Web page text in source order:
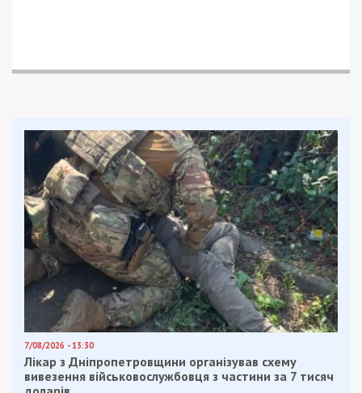
49000.com.uaнеоднократнорассказывало
транспортной инфраструктуры Днепровского
городского совета. Чиновникзаявил, что,
согласно постановлению исполкома, никаких
ограничений в возрасте нет. Льготный проезд
распространяется на всех обладателей
ученического билета по дороге в школу и домой.
Все остальные “ограничения” чиновник назвал
личными домыслами самих водителей.
Как сообщил глава профсоюза перевозчиков и
автомобилистов Днепра Михаил Тонконогий,
разговор с водителем состоится 31 января. Ему
проведут инструктаж по общению со
школьниками и накажут, в зависимости от
количества предыдущих проступков.